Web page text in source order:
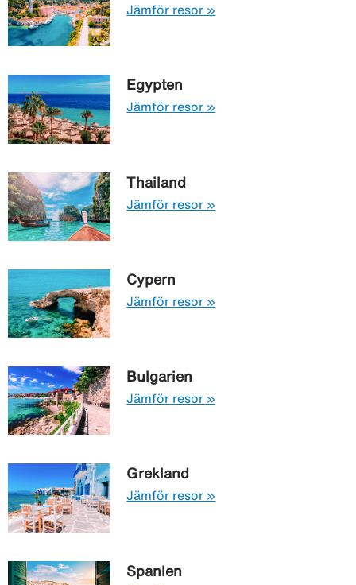
Jämför resor »
Egypten
Jämför resor »
Thailand
Jämför resor »
Cypern
Jämför resor »
Bulgarien
Jämför resor »
Grekland
Jämför resor »
Spanien